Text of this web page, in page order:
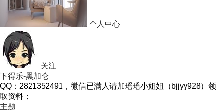
个人中心
关注
下得乐-黑加仑
QQ：2821352491，微信已满人请加瑶瑶小姐姐（bjjyy928）领
取资料；
主题